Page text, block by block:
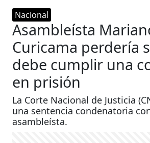
Nacional
Asambleísta
Curicama perdería
debe cumplir una
en prisión
La Corte Nacional de Justicia
una sentencia condenatoria
asambleísta.